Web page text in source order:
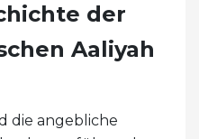
der
Aaliyah
die angebliche